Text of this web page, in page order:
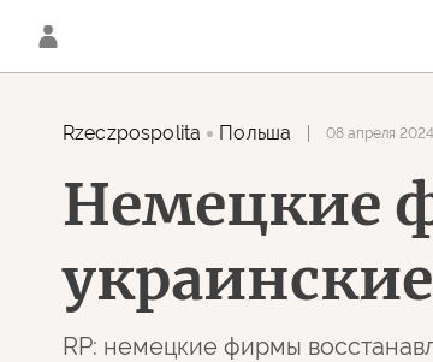
Rzeczpospolita Польша 08 апреля
Немецкие
RP: немецкие фирмы